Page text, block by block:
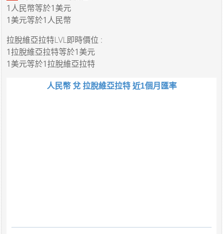
1人民幣等於1美元
1美元等於1人民幣
拉脫維亞拉特LVL即時價位 :
1拉脫維亞拉特等於1美元
1美元等於1拉脫維亞拉特
人民幣 兌 拉脫維亞拉特 近1個月匯率